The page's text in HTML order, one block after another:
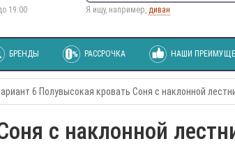
19:00 Я ищу, например, диван
БРЕНДЫ РАССРОЧКА НАШИ
6 Полувысокая кровать Соня с наклонной
с наклонной